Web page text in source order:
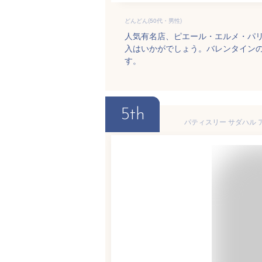
どんどん(50代・男性)
人気有名店、ピエール・エルメ・パ
入はいかがでしょう。バレンタイン
す。
5th パティスリー サダハル